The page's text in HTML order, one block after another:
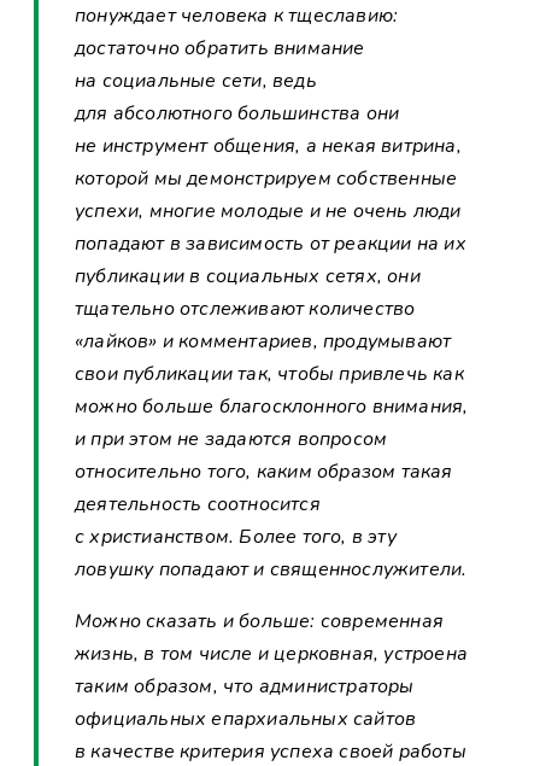
понуждает человека к тщеславию:
достаточно обратить внимание
на социальные сети, ведь
для абсолютного большинства они
не инструмент общения, а некая витрина,
которой мы демонстрируем собственные
успехи, многие молодые и не очень люди
попадают в зависимость от реакции на их
публикации в социальных сетях, они
тщательно отслеживают количество
«лайков» и комментариев, продумывают
свои публикации так, чтобы привлечь как
можно больше благосклонного внимания,
и при этом не задаются вопросом
относительно того, каким образом такая
деятельность соотносится
с христианством. Более того, в эту
ловушку попадают и священнослужители.
Можно сказать и больше: современная
жизнь, в том числе и церковная, устроена
таким образом, что администраторы
официальных епархиальных сайтов
в качестве критерия успеха своей работы